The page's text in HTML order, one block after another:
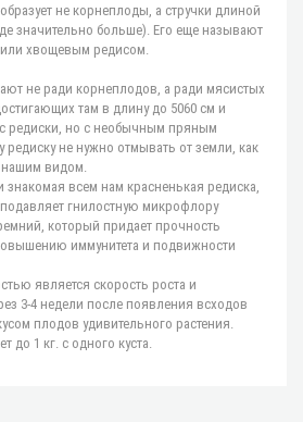
не корнеплоды, а стручки длиной
значительно больше). Его еще называют
хвощевым редисом.
не ради корнеплодов, а ради мясистых
там в длину до 5060 см и
редиски, но с необычным пряным
редиску не нужно отмывать от земли, как
нашим видом.
знакомая всем нам красненькая редиска,
гнилостную микрофлору
который придает прочность
иммунитета и подвижности
является скорость роста и
3-4 недели после появления всходов
плодов удивительного растения.
до 1 кг. с одного куста.